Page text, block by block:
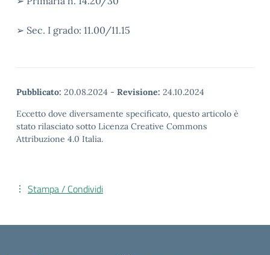
➢ Sec. I grado: 11.00/11.15
Pubblicato: 20.08.2024 - Revisione: 24.10.2024
Eccetto dove diversamente specificato, questo articolo è
stato rilasciato sotto Licenza Creative Commons
Attribuzione 4.0 Italia.
Stampa / Condividi